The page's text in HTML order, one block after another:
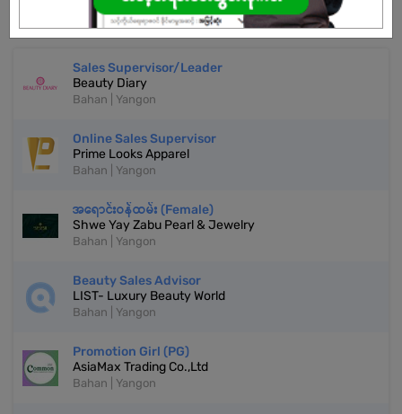
More Similar Jobs
Sales Supervisor/Leader
Beauty Diary
Bahan | Yangon
Online Sales Supervisor
Prime Looks Apparel
Bahan | Yangon
အရောင်းဝန်ထမ်း (Female)
Shwe Yay Zabu Pearl & Jewelry
Bahan | Yangon
Beauty Sales Advisor
LIST- Luxury Beauty World
Bahan | Yangon
Promotion Girl (PG)
AsiaMax Trading Co.,Ltd
Bahan | Yangon